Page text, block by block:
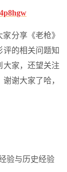
分享《老枪》
评的相关问题知
大家，还望关注
谢大家了哈，
验与历史经验